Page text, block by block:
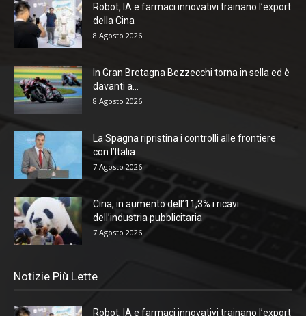
Robot, IA e farmaci innovativi trainano l’export
della Cina
8 Agosto 2026
In Gran Bretagna Bezzecchi torna in sella ed è
davanti a...
8 Agosto 2026
La Spagna ripristina i controlli alle frontiere
con l’Italia
7 Agosto 2026
Cina, in aumento dell’11,3% i ricavi
dell’industria pubblicitaria
7 Agosto 2026
Notizie Più Lette
Robot, IA e farmaci innovativi trainano l’export